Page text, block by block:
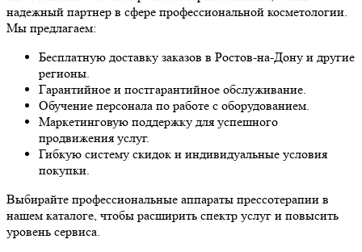
надежный партнер в сфере профессиональной косметологии.
Мы предлагаем:
Бесплатную доставку заказов в Ростов-на-Дону и другие
регионы.
Гарантийное и постгарантийное обслуживание.
Обучение персонала по работе с оборудованием.
Маркетинговую поддержку для успешного
продвижения услуг.
Гибкую систему скидок и индивидуальные условия
покупки.
Выбирайте профессиональные аппараты прессотерапии в
нашем каталоге, чтобы расширить спектр услуг и повысить
уровень сервиса.